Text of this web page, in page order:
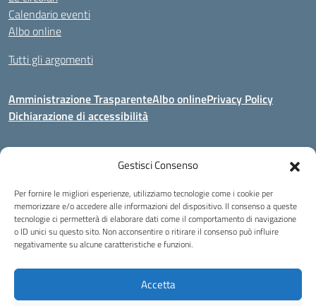
Gestisci Consenso
Per fornire le migliori esperienze, utilizziamo tecnologie come i cookie per
memorizzare e/o accedere alle informazioni del dispositivo. Il consenso a queste
tecnologie ci permetterà di elaborare dati come il comportamento di navigazione
o ID unici su questo sito. Non acconsentire o ritirare il consenso può influire
negativamente su alcune caratteristiche e funzioni.
Accetta
Calendario eventi
Albo online
Tutti gli argomenti
Amministrazione TrasparenteAlbo onlinePrivacy Policy
Dichiarazione di accessibilità
Via Corridoni 34/36 Milano
Posta elettronica certificata (PEC):miic8de001@pec.istruzione.it
Codice fiscale: 80124970155
Istituto Omnicomprensivo Musicale Statale
Via Corridoni 34/36 Milano | Tel. 02 88446647 Fax 02-88.440.328
miic8de001@istruzione.it | miic8de001@pec.istruzione.it
C.F. 80124970155